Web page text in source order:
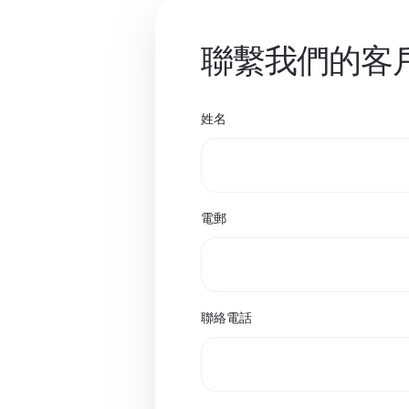
聯繫我們的客
姓名
電郵
聯絡電話